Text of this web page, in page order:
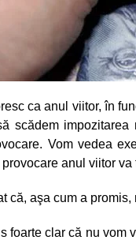
ca anul viitor, în
scădem
Vom vedea
anul viitor
că, aşa cum a
foarte clar că nu vom